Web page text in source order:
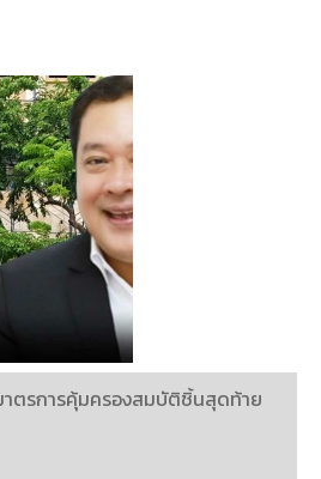
ตรการคุ้มครองสมบัติชิ้นสุดท้าย